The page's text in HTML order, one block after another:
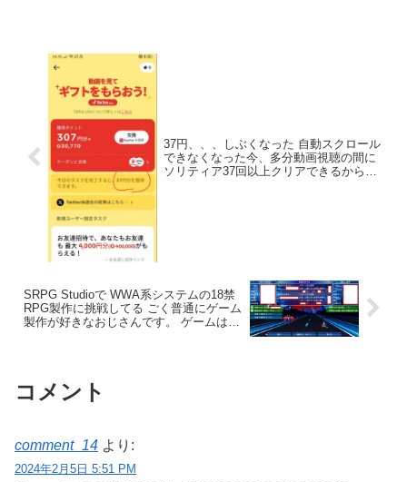
37円、、、しぶくなった 自動スクロール
できなくなった今、多分動画視聴の間に
ソリティア37回以上クリアできるからそ
SRPG Studioで WWA系システムの18禁
RPG製作に挑戦してる ごく普通にゲーム
製作が好きなおじさんです。 ゲームは最
コメント
comment_14 より:
2024年2月5日 5:51 PM